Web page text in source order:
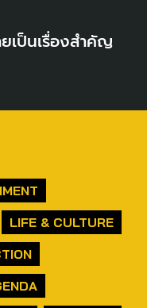
ยเป็นเรื่องสำคัญ
LIFE & CULTURE